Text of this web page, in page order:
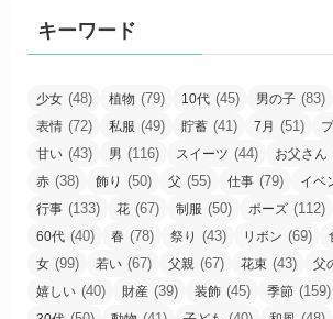
キーワード
少女 (48) 植物 (79) 10代 (45) 男の子 (83)
表情 (72) 私服 (49) 貯蓄 (41) 7月 (51)
甘い (43) 男 (116) スイーツ (44) お父さん
赤 (38) 飾り (50) 父 (55) 仕事 (79) イベ
行事 (133) 花 (67) 制服 (50) ポーズ (112)
60代 (40) 春 (78) 祭り (43) リボン (69)
女 (99) 若い (67) 父親 (67) 花束 (43) 父
嬉しい (40) 財産 (39) 装飾 (45) 季節 (159)